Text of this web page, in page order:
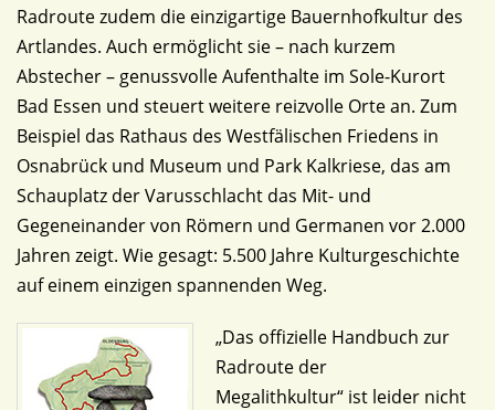
Radroute zudem die einzigartige Bauernhofkultur des
Artlandes. Auch ermöglicht sie – nach kurzem
Abstecher – genussvolle Aufenthalte im Sole-Kurort
Bad Essen und steuert weitere reizvolle Orte an. Zum
Beispiel das Rathaus des Westfälischen Friedens in
Osnabrück und Museum und Park Kalkriese, das am
Schauplatz der Varusschlacht das Mit- und
Gegeneinander von Römern und Germanen vor 2.000
Jahren zeigt. Wie gesagt: 5.500 Jahre Kulturgeschichte
auf einem einzigen spannenden Weg.
„Das offizielle Handbuch zur
Radroute der
Megalithkultur“ ist leider nicht